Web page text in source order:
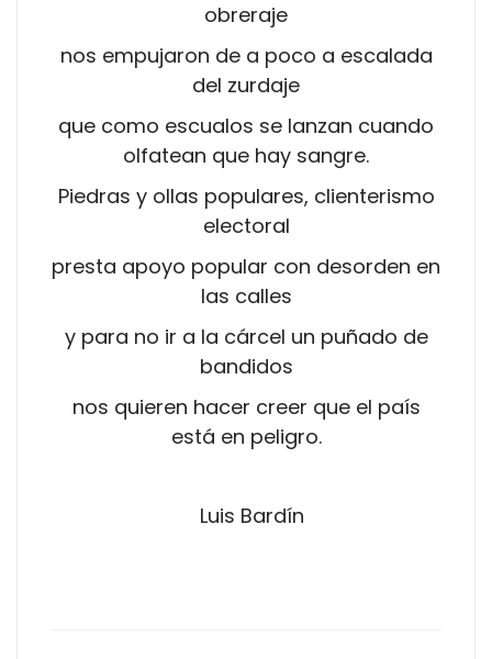
obreraje
nos empujaron de a poco a escalada
del zurdaje
que como escualos se lanzan cuando
olfatean que hay sangre.
Piedras y ollas populares, clienterismo
electoral
presta apoyo popular con desorden en
las calles
y para no ir a la cárcel un puñado de
bandidos
nos quieren hacer creer que el país
está en peligro.
Luis Bardín